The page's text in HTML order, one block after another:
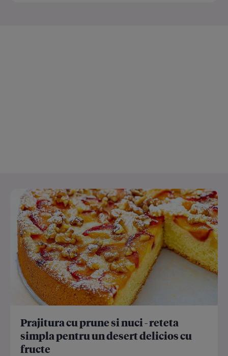
Prajitura cu prune si nuci - reteta
simpla pentru un desert delicios cu
fructe